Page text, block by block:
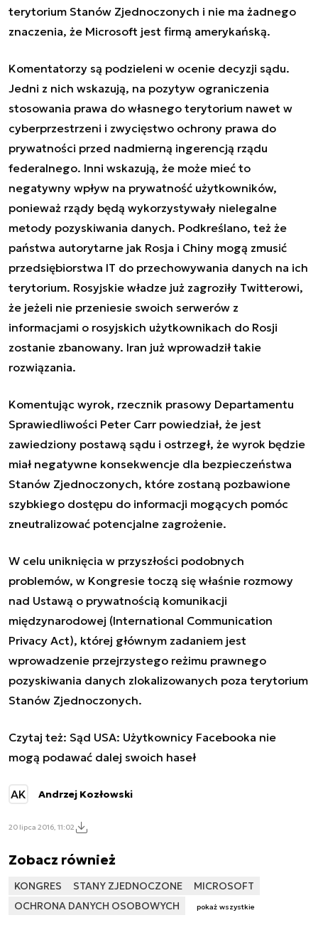
terytorium Stanów Zjednoczonych i nie ma żadnego
znaczenia, że Microsoft jest firmą amerykańską.
Komentatorzy są podzieleni w ocenie decyzji sądu.
Jedni z nich wskazują, na pozytyw ograniczenia
stosowania prawa do własnego terytorium nawet w
cyberprzestrzeni i zwycięstwo ochrony prawa do
prywatności przed nadmierną ingerencją rządu
federalnego. Inni wskazują, że może mieć to
negatywny wpływ na prywatność użytkowników,
ponieważ rządy będą wykorzystywały nielegalne
metody pozyskiwania danych. Podkreślano, też że
państwa autorytarne jak Rosja i Chiny mogą zmusić
przedsiębiorstwa IT do przechowywania danych na ich
terytorium. Rosyjskie władze już zagroziły Twitterowi,
że jeżeli nie przeniesie swoich serwerów z
informacjami o rosyjskich użytkownikach do Rosji
zostanie zbanowany. Iran już wprowadził takie
rozwiązania.
Komentując wyrok, rzecznik prasowy Departamentu
Sprawiedliwości Peter Carr powiedział, że jest
zawiedziony postawą sądu i ostrzegł, że wyrok będzie
miał negatywne konsekwencje dla bezpieczeństwa
Stanów Zjednoczonych, które zostaną pozbawione
szybkiego dostępu do informacji mogących pomóc
zneutralizować potencjalne zagrożenie.
W celu uniknięcia w przyszłości podobnych
problemów, w Kongresie toczą się właśnie rozmowy
nad Ustawą o prywatnością komunikacji
międzynarodowej (International Communication
Privacy Act), której głównym zadaniem jest
wprowadzenie przejrzystego reżimu prawnego
pozyskiwania danych zlokalizowanych poza terytorium
Stanów Zjednoczonych.
Czytaj też: Sąd USA: Użytkownicy Facebooka nie
mogą podawać dalej swoich haseł
AK Andrzej Kozłowski
20 lipca 2016, 11:02
Zobacz również
KONGRES STANY ZJEDNOCZONE
MICROSOFT
OCHRONA DANYCH OSOBOWYCH
pokaż wszystkie